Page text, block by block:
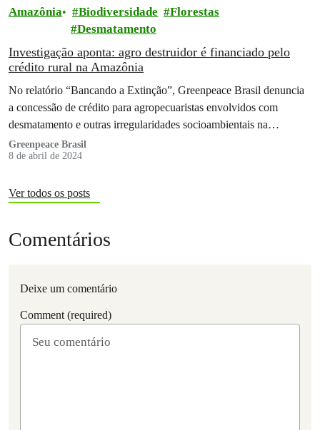
Amazônia Biodiversidade
Florestas
Desmatamento
Investigação aponta: agro destruidor é financiado pelo
crédito rural na Amazônia
No relatório “Bancando a Extinção”, Greenpeace Brasil denuncia
a concessão de crédito para agropecuaristas envolvidos com
desmatamento e outras irregularidades socioambientais na
Amazônia
Greenpeace Brasil
8 de abril de 2024
Ver todos os posts
Comentários
Deixe um comentário
Comment (required)